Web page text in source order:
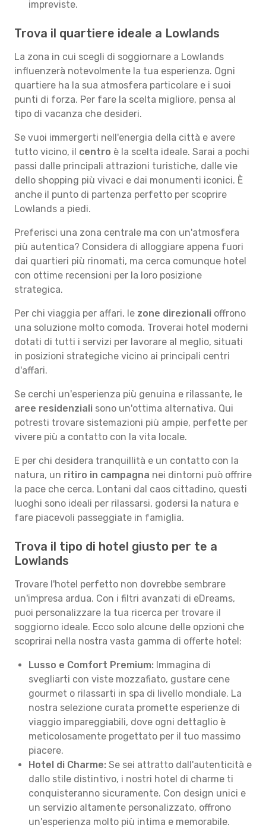
impreviste.
Trova il quartiere ideale a Lowlands
La zona in cui scegli di soggiornare a Lowlands
influenzerà notevolmente la tua esperienza. Ogni
quartiere ha la sua atmosfera particolare e i suoi
punti di forza. Per fare la scelta migliore, pensa al
tipo di vacanza che desideri.
Se vuoi immergerti nell'energia della città e avere
tutto vicino, il centro è la scelta ideale. Sarai a pochi
passi dalle principali attrazioni turistiche, dalle vie
dello shopping più vivaci e dai monumenti iconici. È
anche il punto di partenza perfetto per scoprire
Lowlands a piedi.
Preferisci una zona centrale ma con un'atmosfera
più autentica? Considera di alloggiare appena fuori
dai quartieri più rinomati, ma cerca comunque hotel
con ottime recensioni per la loro posizione
strategica.
Per chi viaggia per affari, le zone direzionali offrono
una soluzione molto comoda. Troverai hotel moderni
dotati di tutti i servizi per lavorare al meglio, situati
in posizioni strategiche vicino ai principali centri
d'affari.
Se cerchi un'esperienza più genuina e rilassante, le
aree residenziali sono un'ottima alternativa. Qui
potresti trovare sistemazioni più ampie, perfette per
vivere più a contatto con la vita locale.
E per chi desidera tranquillità e un contatto con la
natura, un ritiro in campagna nei dintorni può offrire
la pace che cerca. Lontani dal caos cittadino, questi
luoghi sono ideali per rilassarsi, godersi la natura e
fare piacevoli passeggiate in famiglia.
Trova il tipo di hotel giusto per te a
Lowlands
Trovare l'hotel perfetto non dovrebbe sembrare
un'impresa ardua. Con i filtri avanzati di eDreams,
puoi personalizzare la tua ricerca per trovare il
soggiorno ideale. Ecco solo alcune delle opzioni che
scoprirai nella nostra vasta gamma di offerte hotel:
Lusso e Comfort Premium: Immagina di
svegliarti con viste mozzafiato, gustare cene
gourmet o rilassarti in spa di livello mondiale. La
nostra selezione curata promette esperienze di
viaggio impareggiabili, dove ogni dettaglio è
meticolosamente progettato per il tuo massimo
piacere.
Hotel di Charme: Se sei attratto dall'autenticità e
dallo stile distintivo, i nostri hotel di charme ti
conquisteranno sicuramente. Con design unici e
un servizio altamente personalizzato, offrono
un'esperienza molto più intima e memorabile.